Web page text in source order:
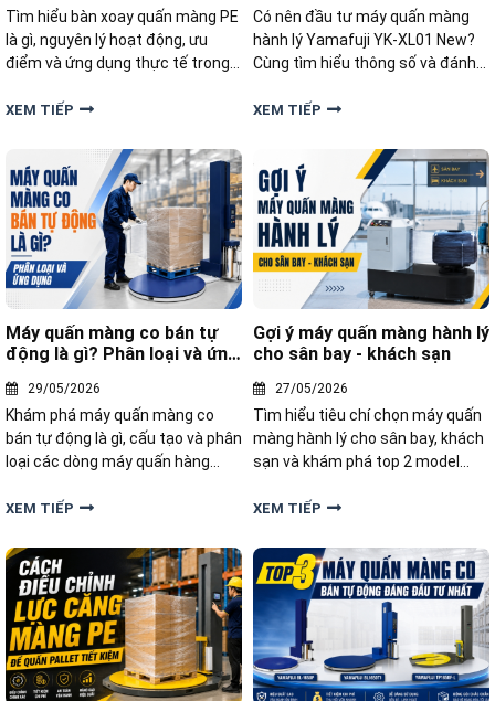
Tìm hiểu bàn xoay quấn màng PE
là gì, nguyên lý hoạt động, ưu
điểm và ứng dụng thực tế trong
doanh nghiệp tiết kiệm chi phí,
XEM TIẾP
Có nên đầu tư máy quấn màng
hành lý Yamafuji YK-XL01 New?
Cùng tìm hiểu thông số và đánh
phù hợp với nhu cầu kinh doanh.
XEM TIẾP
Máy quấn màng co bán tự
động là gì? Phân loại và ứng
29/05/2026
Khám phá máy quấn màng co
bán tự động là gì, cấu tạo và phân
loại các dòng máy quấn hàng
gói giúp doanh nghiệp tối ưu chi
nghiệp.
XEM TIẾP
Gợi ý máy quấn màng hành lý
cho sân bay - khách sạn
27/05/2026
Tìm hiểu tiêu chí chọn máy quấn
màng hành lý cho sân bay, khách
sạn và khám phá top 2 model
bỉ, giúp bảo vệ hành lý chuyên
XEM TIẾP